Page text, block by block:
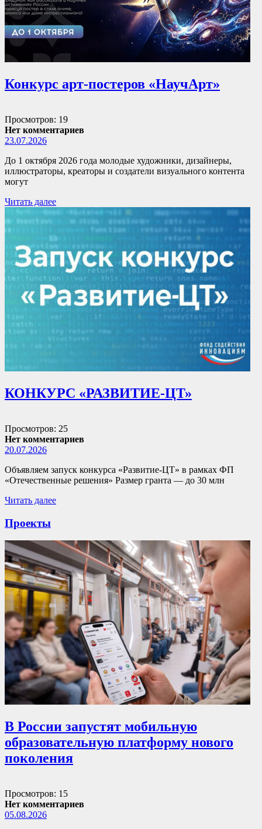
Конкурс арт-постеров «НаучАрт»
Просмотров: 19
Нет комментариев
23.07.2026
До 1 октября 2026 года молодые художники, дизайнеры,
иллюстраторы, креаторы и создатели визуального контента
могут
Читать далее
КОНКУРС «РАЗВИТИЕ-ЦТ»
Просмотров: 25
Нет комментариев
20.07.2026
Объявляем запуск конкурса «Развитие-ЦТ» в рамках ФП
«Отечественные решения» Размер гранта — до 30 млн
Читать далее
Проекты
В России запустят мобильную
образовательную платформу нового
поколения
Просмотров: 15
Нет комментариев
05.08.2026